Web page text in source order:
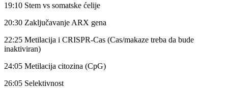
19:10 Stem vs somatske ćelije
20:30 Zaključavanje ARX gena
22:25 Metilacija i CRISPR-Cas (Cas/makaze treba da bude
inaktiviran)
24:05 Metilacija citozina (CpG)
26:05 Selektivnost